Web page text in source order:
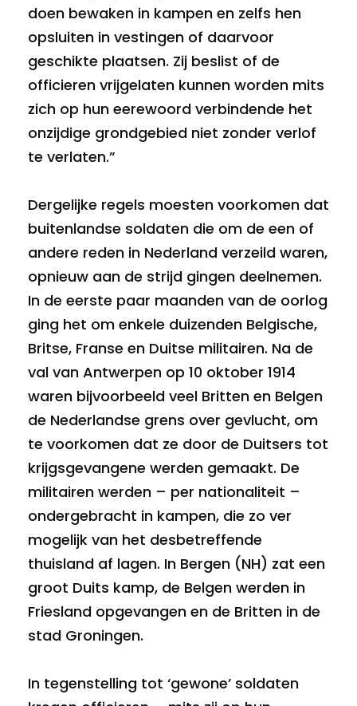
doen bewaken in kampen en zelfs hen
opsluiten in vestingen of daarvoor
geschikte plaatsen. Zij beslist of de
officieren vrijgelaten kunnen worden mits
zich op hun eerewoord verbindende het
onzijdige grondgebied niet zonder verlof
te verlaten.”
Dergelijke regels moesten voorkomen dat
buitenlandse soldaten die om de een of
andere reden in Nederland verzeild waren,
opnieuw aan de strijd gingen deelnemen.
In de eerste paar maanden van de oorlog
ging het om enkele duizenden Belgische,
Britse, Franse en Duitse militairen. Na de
val van Antwerpen op 10 oktober 1914
waren bijvoorbeeld veel Britten en Belgen
de Nederlandse grens over gevlucht, om
te voorkomen dat ze door de Duitsers tot
krijgsgevangene werden gemaakt. De
militairen werden – per nationaliteit –
ondergebracht in kampen, die zo ver
mogelijk van het desbetreffende
thuisland af lagen. In Bergen (NH) zat een
groot Duits kamp, de Belgen werden in
Friesland opgevangen en de Britten in de
stad Groningen.
In tegenstelling tot ‘gewone’ soldaten